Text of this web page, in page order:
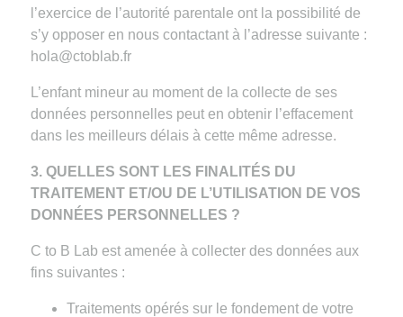
l’exercice de l’autorité parentale ont la possibilité de
s’y opposer en nous contactant à l’adresse suivante :
hola@ctoblab.fr
L’enfant mineur au moment de la collecte de ses
données personnelles peut en obtenir l’effacement
dans les meilleurs délais à cette même adresse.
3. QUELLES SONT LES FINALITÉS DU
TRAITEMENT ET/OU DE L’UTILISATION DE VOS
DONNÉES PERSONNELLES ?
C to B Lab est amenée à collecter des données aux
fins suivantes :
Traitements opérés sur le fondement de votre